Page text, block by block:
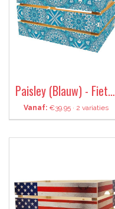
Paisley (Blauw) - Fietskrat
Vanaf: €39.95 · 2 variaties